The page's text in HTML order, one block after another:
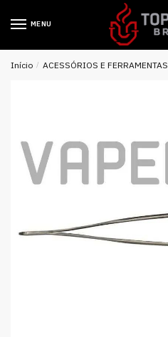
MENU
Início / ACESSÓRIOS E FERRAMENTAS